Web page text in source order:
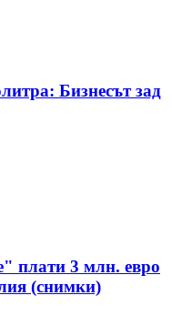
Бизнесът зад
плати 3 млн. евро
(снимки)